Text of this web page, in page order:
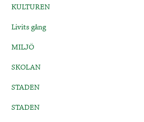
KULTUREN
Livits gång
MILJÖ
SKOLAN
STADEN
STADEN